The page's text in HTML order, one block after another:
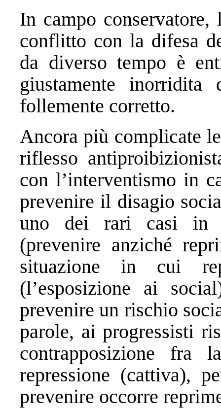
In campo
conflitto con la difesa
da diverso tempo è
giustamente inorridita
follemente corretto.
Ancora più complicate
riflesso
con l’interventismo in
prevenire il disagio
uno dei rari casi in
(prevenire anziché
situazione in cui
(l’esposizione ai
prevenire un rischio
parole, ai progressisti
contrapposizione fra
repressione (cattiva),
prevenire occorre